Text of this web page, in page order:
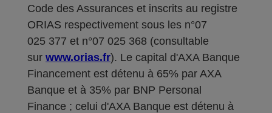
Code des Assurances et inscrits au registre
ORIAS respectivement sous les n°07
025 377 et n°07 025 368 (consultable
sur www.orias.fr). Le capital d'AXA Banque
Financement est détenu à 65% par AXA
Banque et à 35% par BNP Personal
Finance ; celui d'AXA Banque est détenu à